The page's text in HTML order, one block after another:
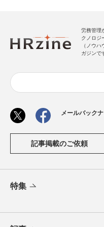
労務管理
クノロジ
（ノウ
ガジンで
メールバック
記事掲載のご依頼
特集